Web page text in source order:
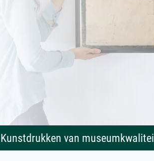
Kunstdrukken van